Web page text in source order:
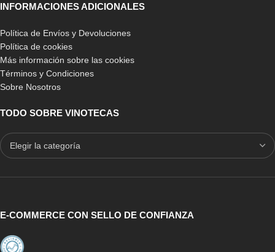
INFORMACIONES ADICIONALES
Política de Envíos y Devoluciones
Política de cookies
Más información sobre las cookies
Términos y Condiciones
Sobre Nosotros
TODO SOBRE VINOTECAS
E-COMMERCE CON SELLO DE CONFIANZA